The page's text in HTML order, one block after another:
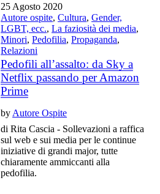
25 Agosto 2020
Autore ospite,Cultura,Gender,
LGBT, ecc.,La faziosità dei media,
Minori,Pedofilia,Propaganda,
Relazioni
Pedofili all’assalto: da Sky a
Netflix passando per Amazon
Prime
by Autore Ospite
di Rita Cascia - Sollevazioni a raffica
sul web e sui media per le continue
iniziative di grandi major, tutte
chiaramente ammiccanti alla
pedofilia.